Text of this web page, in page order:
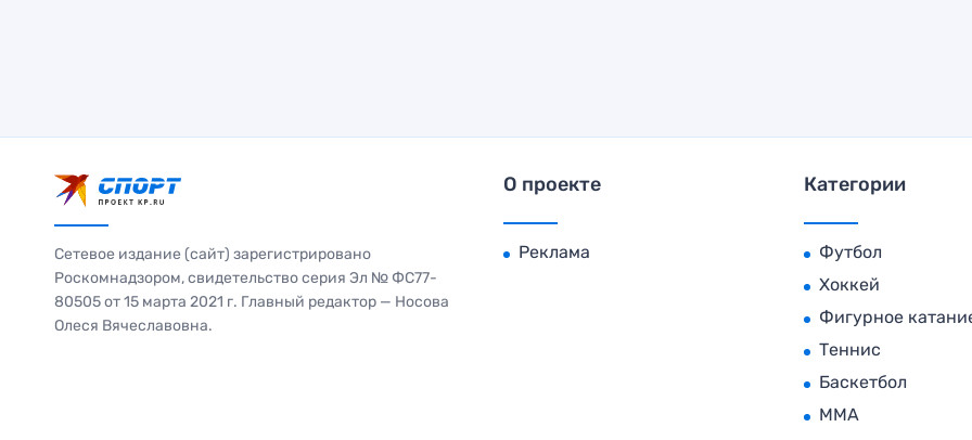
Сетевое издание (сайт) зарегистрировано
Роскомнадзором, свидетельство серия Эл № ФС77-
80505 от 15 марта 2021 г. Главный редактор — Носова
Олеся Вячеславовна.
О проекте
Реклама
Категории
Футбол
Хоккей
Фигурное
Теннис
Баскетбол
MMA